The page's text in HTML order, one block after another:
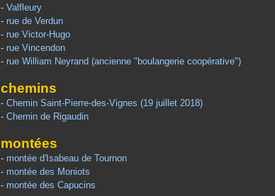
- Valfleury
- rue de Verdun
- rue Victor-Hugo
- rue Vincendon
- rue William Neyrand (ancienne "boulangerie coopérative")
chemins
- Chemin Saint-Pierre-des-Vignes (19 juillet 2018)
- Chemin de Rigaudin
montées
- montée d'Isabeau de Tournon
- montée des Moniots
- montée des Capucins